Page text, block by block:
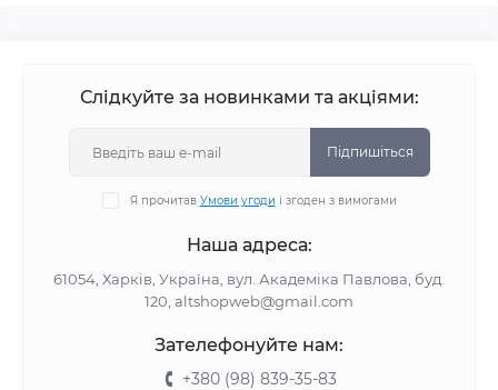
Слідкуйте за новинками та акціями:
Підпишіться
Я прочитав Умови угоди і згоден з вимогами
Наша адреса:
61054, Харків, Україна, вул. Академіка Павлова, буд.
120, altshopweb@gmail.com
Зателефонуйте нам:
+380 (98) 839-35-83